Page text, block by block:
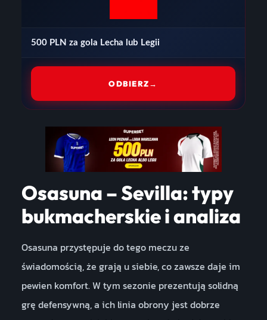
500 PLN za gola Lecha lub Legii
ODBIERZ→
Osasuna – Sevilla: typy
bukmacherskie i analiza
Osasuna przystępuje do tego meczu ze
świadomością, że grają u siebie, co zawsze daje im
pewien komfort. W tym sezonie prezentują solidną
grę defensywną, a ich linia obrony jest dobrze